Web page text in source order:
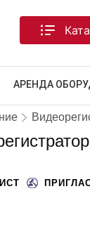
АРЕНДА